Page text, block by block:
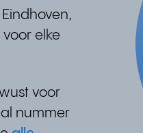
elke
voor
nummer